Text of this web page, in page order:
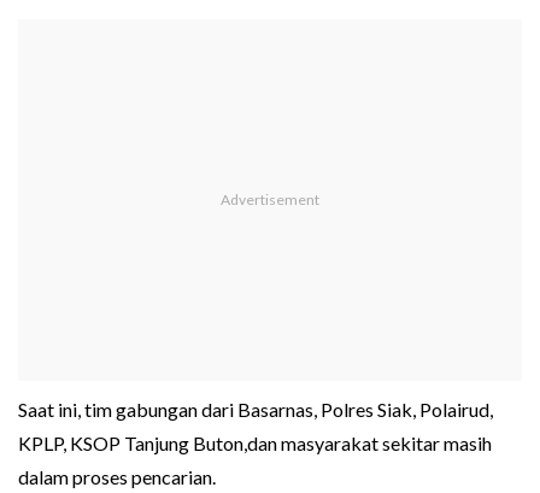
Saat ini, tim gabungan dari Basarnas, Polres Siak, Polairud,
KPLP, KSOP Tanjung Buton,dan masyarakat sekitar masih
dalam proses pencarian.